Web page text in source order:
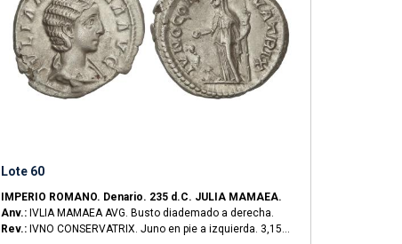
Lote 60
IMPERIO ROMANO. Denario. 235 d.C. JULIA MAMAEA.
Anv.: IVLIA MAMAEA AVG. Busto diademado a derecha.
Rev.: IVNO CONSERVATRIX. Juno en pie a izquierda. 3,15